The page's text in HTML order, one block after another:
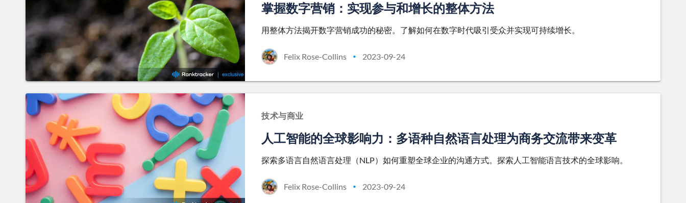
掌握数字营销：实现参与和增长的整体方法
用整体方法揭开数字营销成功的秘密。了解如何在数字时代吸引受众并实现可持续增长。
Felix Rose-Collins • 2023-09-24
技术与商业
人工智能的全球影响力：多语种自然语言处理为商务交流带来变革
探索多语言自然语言处理（NLP）如何重塑全球企业的沟通方式。探索人工智能语言技术的全球影响。
Felix Rose-Collins • 2023-09-24